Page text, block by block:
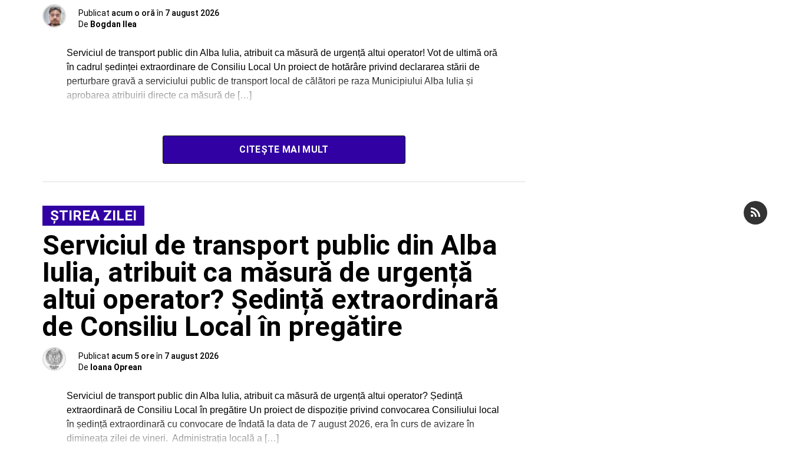
Publicat acum o oră în 7 august 2026
De Bogdan Ilea
Serviciul de transport public din Alba Iulia, atribuit ca măsură de urgență altui operator! Vot de ultimă oră
în cadrul ședinței extraordinare de Consiliu Local Un proiect de hotărâre privind declararea stării de
perturbare gravă a serviciului public de transport local de călători pe raza Municipiului Alba Iulia și
aprobarea atribuirii directe ca măsură de […]
CITEȘTE MAI MULT
ŞTIREA ZILEI
Serviciul de transport public din Alba
Iulia, atribuit ca măsură de urgență
altui operator? Ședință extraordinară
de Consiliu Local în pregătire
Publicat acum 5 oreîn 7 august 2026
De Ioana Oprean
Serviciul de transport public din Alba Iulia, atribuit ca măsură de urgență altui operator? Ședință
extraordinară de Consiliu Local în pregătire Un proiect de dispoziție privind convocarea Consiliului local
în ședință extraordinară cu convocare de îndată la data de 7 august 2026, era în curs de avizare în
dimineața zilei de vineri. Administrația locală a […]